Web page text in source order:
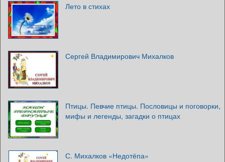
Лето в стихах
Сергей Владимирович Михалков
Птицы. Певчие птицы. Пословицы и поговорки,
мифы и легенды, загадки о птицах
С. Михалков «Недотёпа»